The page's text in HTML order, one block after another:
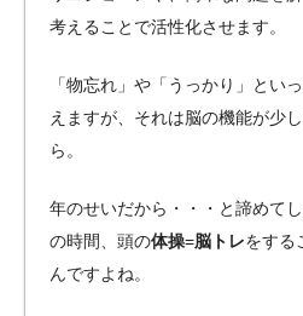
考えることで活性化させます。
「物忘れ」や「うっかり」とい
えますが、それは脳の機能が少
ら。
年のせいだから・・・と諦めて
の時間、頭の体操=脳トレをする
んですよね。